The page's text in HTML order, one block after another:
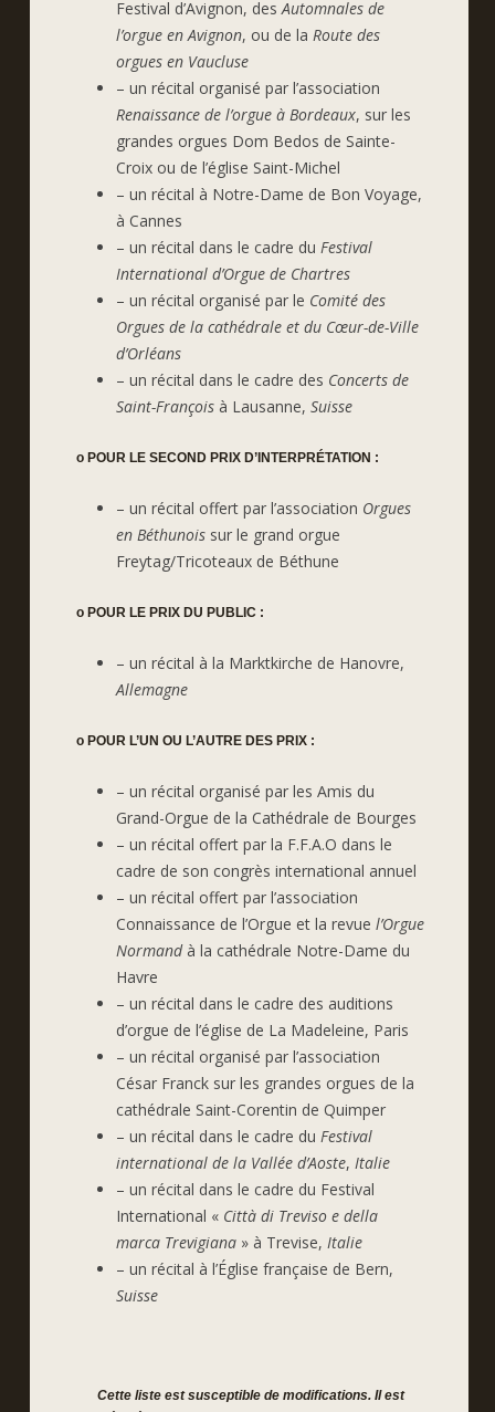
Festival d’Avignon, desAutomnales de
l’orgue en Avignon, ou de la Route des
orgues en Vaucluse
– un récital organisé par l’association
Renaissance de l’orgue à Bordeaux, sur les
grandes orgues Dom Bedos de Sainte-
Croix ou de l’église Saint-Michel
– un récital à Notre-Dame de Bon Voyage,
à Cannes
– un récital dans le cadre du Festival
International d’Orgue de Chartres
– un récital organisé par le Comité des
Orgues de la cathédrale et du Cœur-de-Ville
d’Orléans
– un récital dans le cadre des Concerts de
Saint-François à Lausanne, Suisse
o POUR LE SECOND PRIX D’INTERPRÉTATION :
– un récital offert par l’association Orgues
en Béthunois sur le grand orgue
Freytag/Tricoteaux de Béthune
o POUR LE PRIX DU PUBLIC :
– un récital à la Marktkirche de Hanovre,
Allemagne
o POUR L’UN OU L’AUTRE DES PRIX :
– un récital organisé par les Amis du
Grand-Orgue de la Cathédrale de Bourges
– un récital offert par la F.F.A.O dans le
cadre de son congrès international annuel
– un récital offert par l’association
Connaissance de l’Orgue et la revue l’Orgue
Normandà la cathédrale Notre-Dame du
Havre
– un récital dans le cadre des auditions
d’orgue de l’église de La Madeleine, Paris
– un récital organisé par l’association
César Franck sur les grandes orgues de la
cathédrale Saint-Corentin de Quimper
– un récital dans le cadre du Festival
international de la Vallée d’Aoste, Italie
– un récital dans le cadre du Festival
International « Città di Treviso e della
marca Trevigiana » à Trevise, Italie
– un récital à l’Église française de Bern,
Suisse
Cette liste est susceptible de modifications. Il est